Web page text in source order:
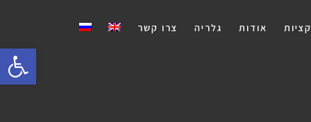
פתח
אודות גלריה צרו קשר